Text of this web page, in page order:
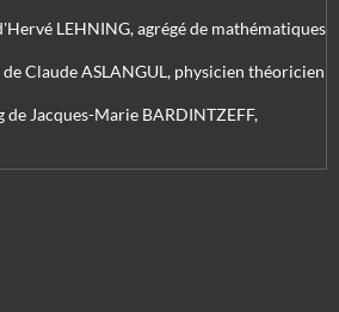
LEHNING, agrégé de mathématiques
de Claude ASLANGUL, physicien théoricien
Jacques-Marie BARDINTZEFF,